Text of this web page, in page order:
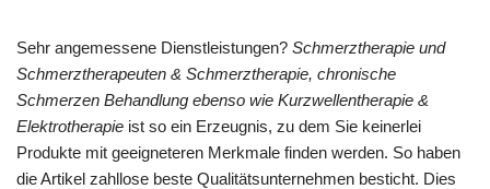
Sehr angemessene Dienstleistungen? Schmerztherapie und
Schmerztherapeuten & Schmerztherapie, chronische
Schmerzen Behandlung ebenso wie Kurzwellentherapie &
Elektrotherapie ist so ein Erzeugnis, zu dem Sie keinerlei
Produkte mit geeigneteren Merkmale finden werden. So haben
die Artikel zahllose beste Qualitätsunternehmen besticht. Dies